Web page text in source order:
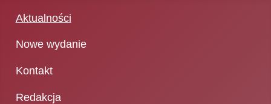
Aktualności
Nowe wydanie
Kontakt
Redakcja